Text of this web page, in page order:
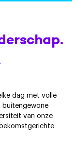
dag met volle
buitengewone
van onze